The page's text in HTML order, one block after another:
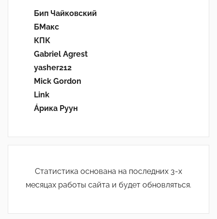
Бип Чайковский
БМакс
КПК
Gabriel Agrest
yasher212
Mick Gordon
Link
Áрика Руун
Статистика основана на последних 3-х
месяцах работы сайта и будет обновляться.